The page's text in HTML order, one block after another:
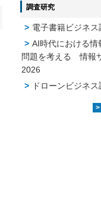
調査研究
電子書籍ビジネ
AI時代における
問題を考える 情報
2026
ドローンビジネ